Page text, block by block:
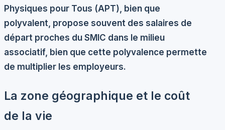
Physiques pour Tous (APT), bien que
polyvalent, propose souvent des salaires de
départ proches du SMIC dans le milieu
associatif, bien que cette polyvalence permette
de multiplier les employeurs.
La zone géographique et le coût
de la vie